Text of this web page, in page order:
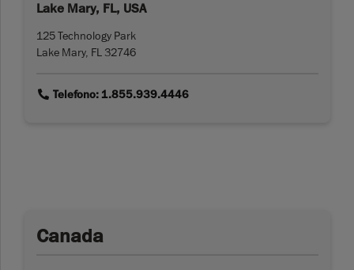
Lake Mary, FL, USA
125 Technology Park
Lake Mary, FL 32746
linkTelefono: 1.855.939.4446
Canada